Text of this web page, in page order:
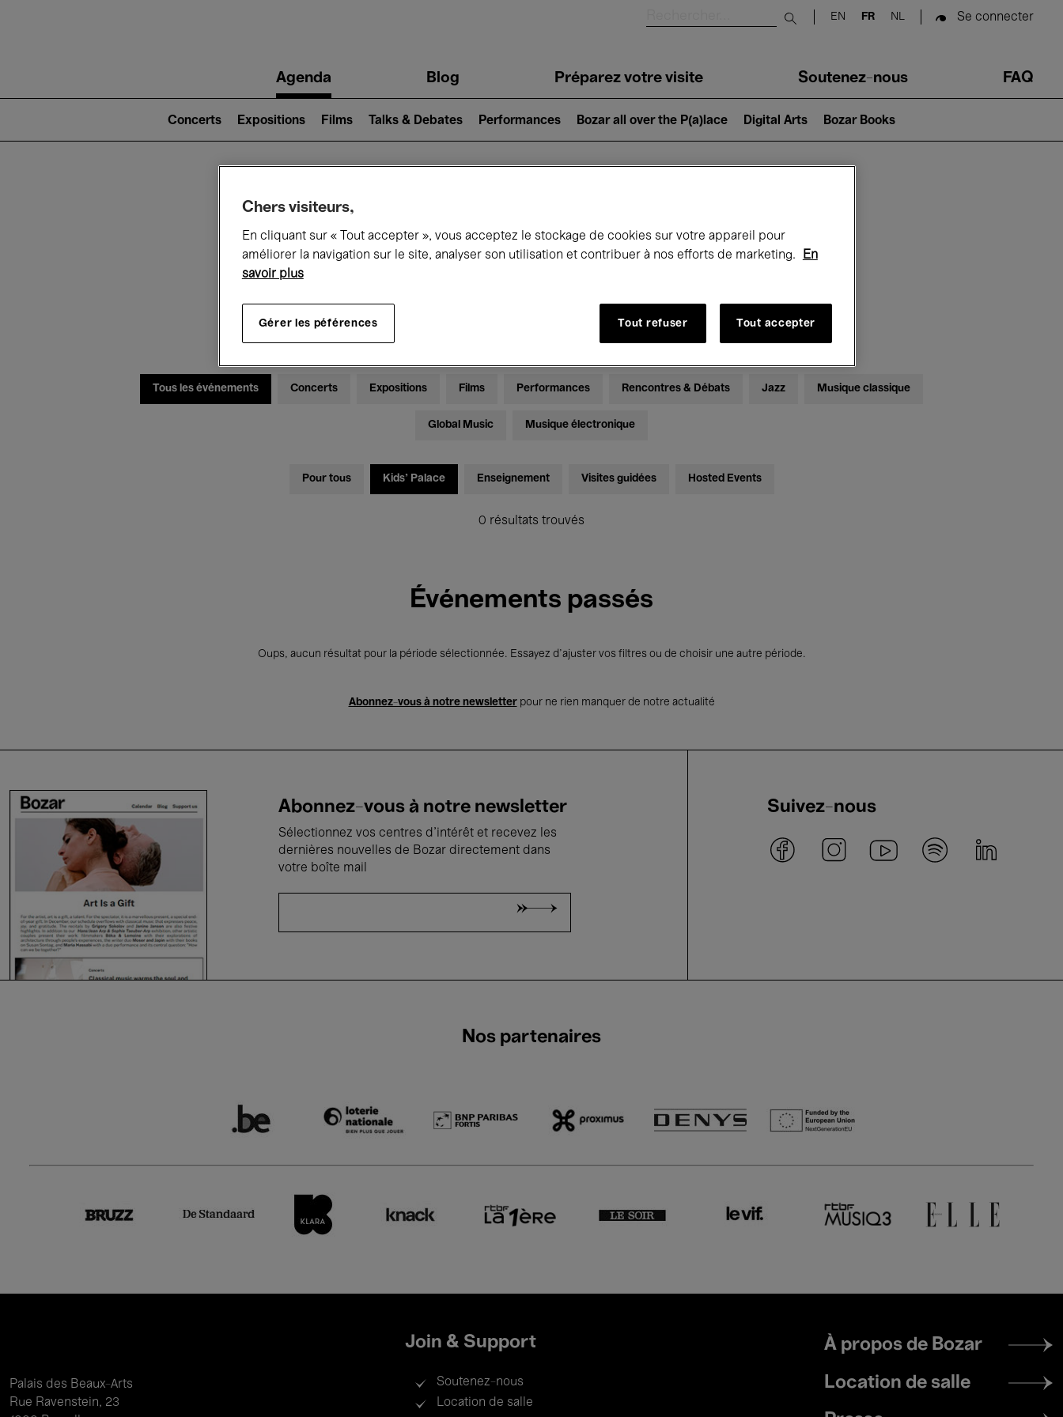
Submit search
EN FR NL Se connecter
navigationAgenda Blog Préparez votre visite Soutenez-nous FAQ
2)
Concerts Expositions Films Talks & Debates Performances Bozar all over the P(a)lace Digital Arts Bozar Books
Ce qui se passe à Bozar
Vendredi 15 - Samedi 23 Mai 2026
Tous les événements Concerts Expositions Films Performances Rencontres & Débats Jazz Musique classique
Global Music Musique électronique
Pour tous Kids’ Palace Enseignement Visites guidées Hosted Events
0 résultats trouvés
Événements passés
Oups, aucun résultat pour la période sélectionnée. Essayez d’ajuster vos filtres ou de choisir une autre période.
Abonnez-vous à notre newsletterpour ne rien manquer de notre actualité
Abonnez-vous à notre newsletter
Sélectionnez vos centres d'intérêt et recevez les
dernières nouvelles de Bozar directement dans
votre boîte mail
Suivez-nous
Nos partenaires
Palais des Beaux-Arts
Rue Ravenstein, 23
Join & Support
Soutenez-nous
Location de salle
Footer
menu
À propos de Bozar
Location de salle
Chers visiteurs,
En cliquant sur « Tout accepter », vous acceptez le stockage de cookies sur votre appareil pour
améliorer la navigation sur le site, analyser son utilisation et contribuer à nos efforts de marketing.
En
savoir plus
Gérer les péférences Tout refuser Tout accepter